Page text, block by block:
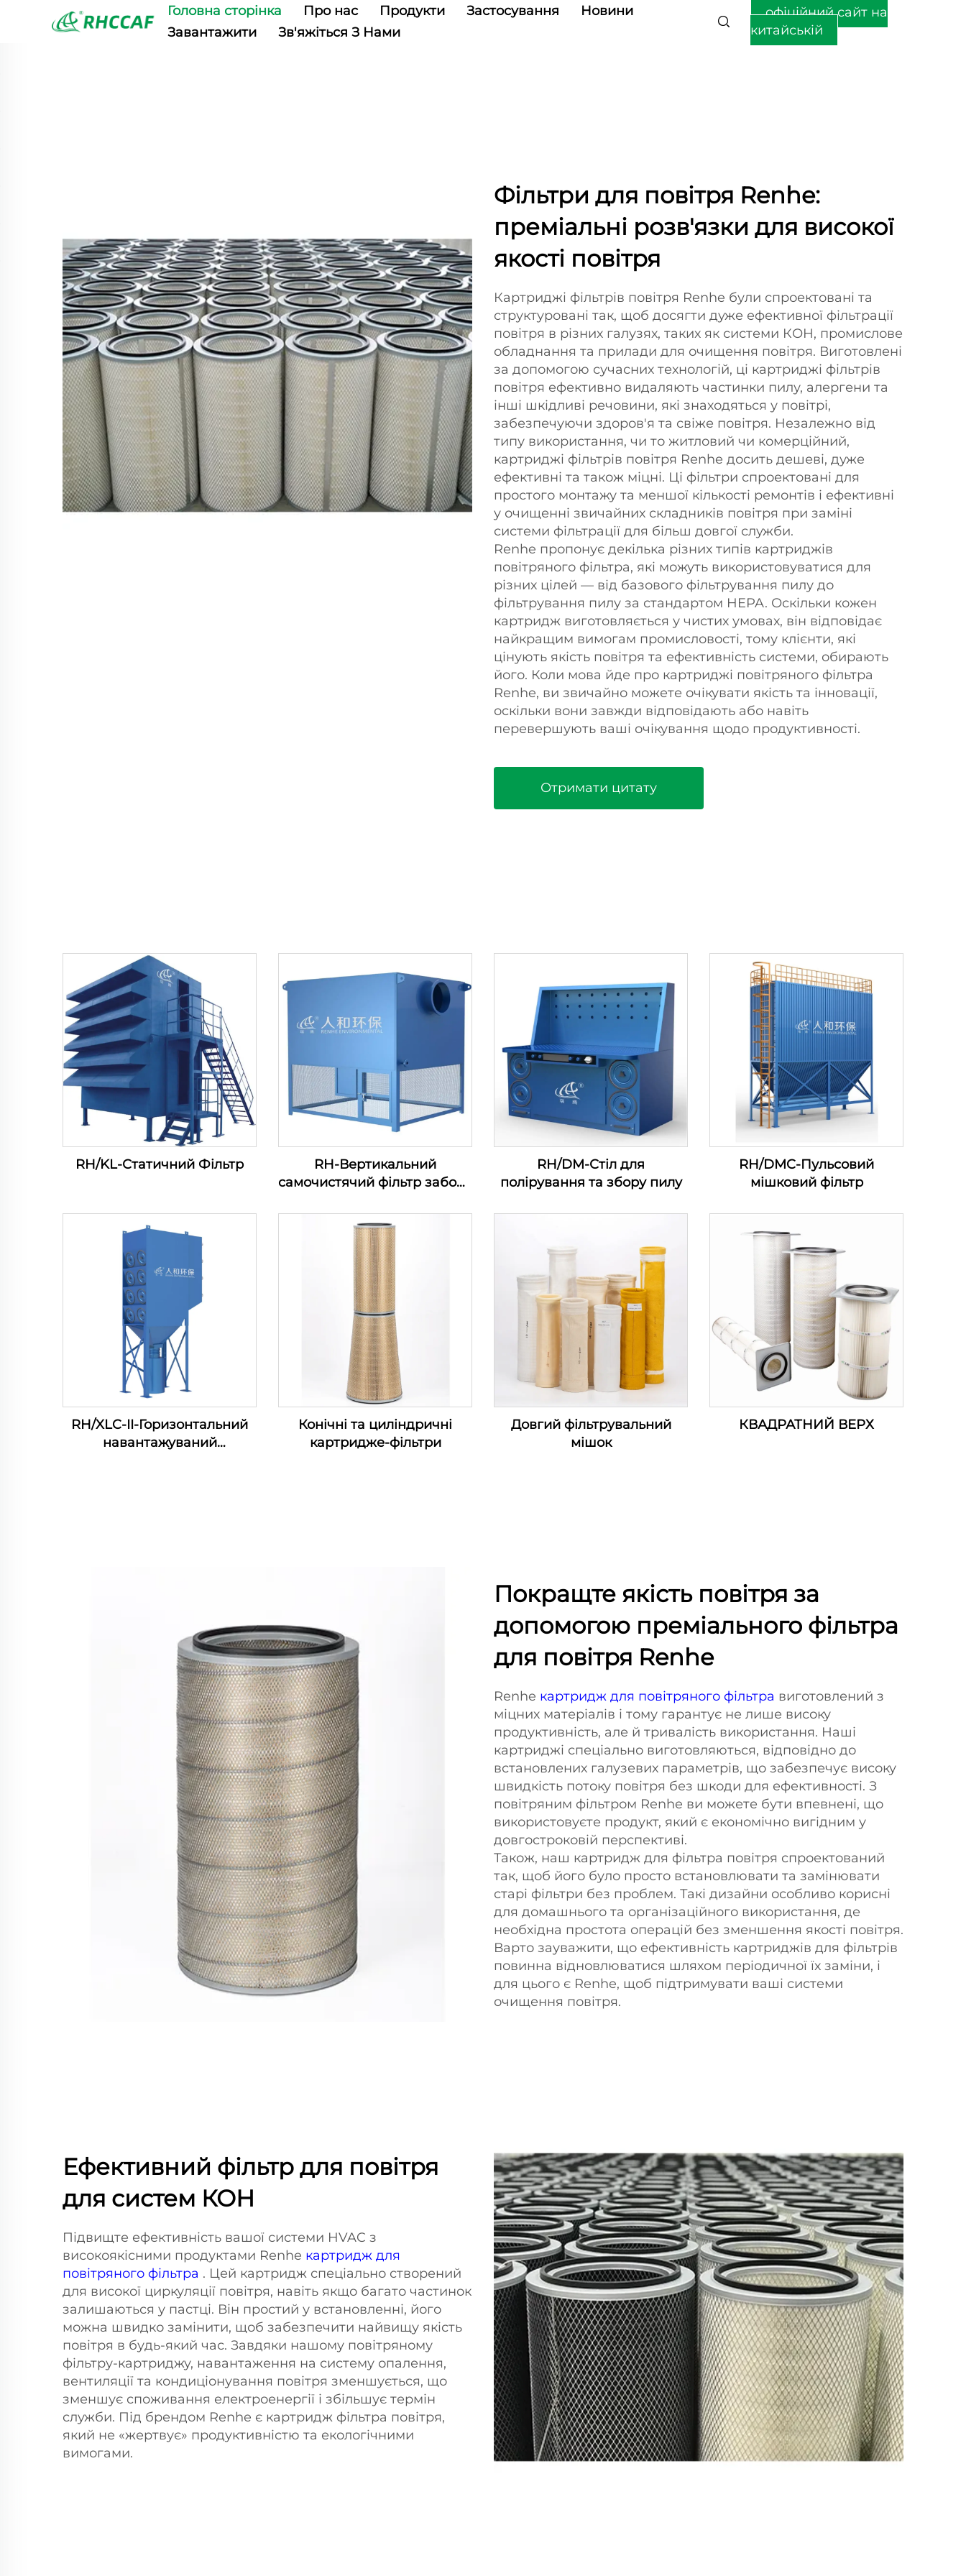
Головна сторінка Про нас Продукти Застосування
Новини
Завантажити
Зв'яжіться З Нами
офіційний сайт на
китайській
Фільтри для повітря Renhe:
преміальні розв'язки для високої
якості повітря
Картриджі фільтрів повітря Renhe були спроектовані та
структуровані так, щоб досягти дуже ефективної фільтрації
повітря в різних галузях, таких як системи КОН, промислове
обладнання та прилади для очищення повітря. Виготовлені
за допомогою сучасних технологій, ці картриджі фільтрів
повітря ефективно видаляють частинки пилу, алергени та
інші шкідливі речовини, які знаходяться у повітрі,
забезпечуючи здоров'я та свіже повітря. Незалежно від
типу використання, чи то житловий чи комерційний,
картриджі фільтрів повітря Renhe досить дешеві, дуже
ефективні та також міцні. Ці фільтри спроектовані для
простого монтажу та меншої кількості ремонтів і ефективні
у очищенні звичайних складників повітря при заміні
системи фільтрації для більш довгої служби.
Renhe пропонує декілька різних типів картриджів
повітряного фільтра, які можуть використовуватися для
різних цілей — від базового фільтрування пилу до
фільтрування пилу за стандартом HEPA. Оскільки кожен
картридж виготовляється у чистих умовах, він відповідає
найкращим вимогам промисловості, тому клієнти, які
цінують якість повітря та ефективність системи, обирають
його. Коли мова йде про картриджі повітряного фільтра
Renhe, ви звичайно можете очікувати якість та інновації,
оскільки вони завжди відповідають або навіть
перевершують ваші очікування щодо продуктивності.
Отримати цитату
RH/KL-Статичний Фільтр
RH-Вертикальний
самочистячий фільтр забору
входу повітряного
компресора (100-1200м3/хв)
RH/DM-Стіл для
полірування та збору пилу
RH/DMC-Пульсовий
мішковий фільтр
RH/XLC-II-Горизонтальний
навантажуваний
Конічні та циліндричні
картридже-фільтри
Довгий фільтрувальний
мішок
КВАДРАТНИЙ ВЕРХ
Покращте якість повітря за
допомогою преміального фільтра
для повітря Renhe
Renhe картридж для повітряного фільтра виготовлений з
міцних матеріалів і тому гарантує не лише високу
продуктивність, але й тривалість використання. Наші
картриджі спеціально виготовляються, відповідно до
встановлених галузевих параметрів, що забезпечує високу
швидкість потоку повітря без шкоди для ефективності. З
повітряним фільтром Renhe ви можете бути впевнені, що
використовуєте продукт, який є економічно вигідним у
довгостроковій перспективі.
Також, наш картридж для фільтра повітря спроектований
так, щоб його було просто встановлювати та замінювати
старі фільтри без проблем. Такі дизайни особливо корисні
для домашнього та організаційного використання, де
необхідна простота операцій без зменшення якості повітря.
Варто зауважити, що ефективність картриджів для фільтрів
повинна відновлюватися шляхом періодичної їх заміни, і
для цього є Renhe, щоб підтримувати ваші системи
очищення повітря.
Ефективний фільтр для повітря
для систем КОН
Підвищте ефективність вашої системи HVAC з
високоякісними продуктами Renhe картридж для
повітряного фільтра . Цей картридж спеціально створений
для високої циркуляції повітря, навіть якщо багато частинок
залишаються у пастці. Він простий у встановленні, його
можна швидко замінити, щоб забезпечити найвищу якість
повітря в будь-який час. Завдяки нашому повітряному
фільтру-картриджу, навантаження на систему опалення,
вентиляції та кондиціонування повітря зменшується, що
зменшує споживання електроенергії і збільшує термін
служби. Під брендом Renhe є картридж фільтра повітря,
який не «жертвує» продуктивністю та екологічними
вимогами.